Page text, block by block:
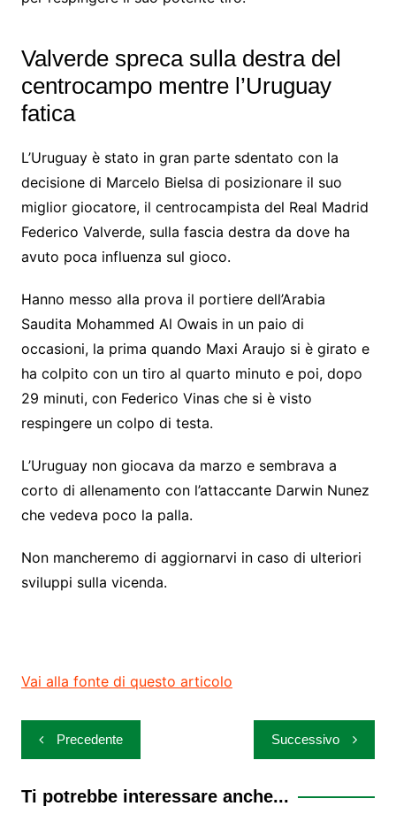
Valverde spreca sulla destra del
centrocampo mentre l’Uruguay
fatica
L’Uruguay è stato in gran parte sdentato con la
decisione di Marcelo Bielsa di posizionare il suo
miglior giocatore, il centrocampista del Real Madrid
Federico Valverde, sulla fascia destra da dove ha
avuto poca influenza sul gioco.
Hanno messo alla prova il portiere dell’Arabia
Saudita Mohammed Al Owais in un paio di
occasioni, la prima quando Maxi Araujo si è girato e
ha colpito con un tiro al quarto minuto e poi, dopo
29 minuti, con Federico Vinas che si è visto
respingere un colpo di testa.
L’Uruguay non giocava da marzo e sembrava a
corto di allenamento con l’attaccante Darwin Nunez
che vedeva poco la palla.
Non mancheremo di aggiornarvi in caso di ulteriori
sviluppi sulla vicenda.
Vai alla fonte di questo articolo
Navigazione
articoli
Precedente Successivo
Ti potrebbe interessare anche...